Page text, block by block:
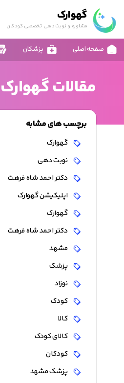
گهوارک
مشاوره و نوبت دهی تخصصی کودکان
صفحه اصلی پزشکان
مقالات گهوارک
برچسب های مشابه
گهوارک
نوبت دهی
دکتر احمد شاه فرهت
اپلیکیشن گهوارک
گهوارک
دکتر احمد شاه فرهت
مشهد
پزشک
نوزاد
کودک
کالا
کالای کودک
کودکان
پزشک مشهد